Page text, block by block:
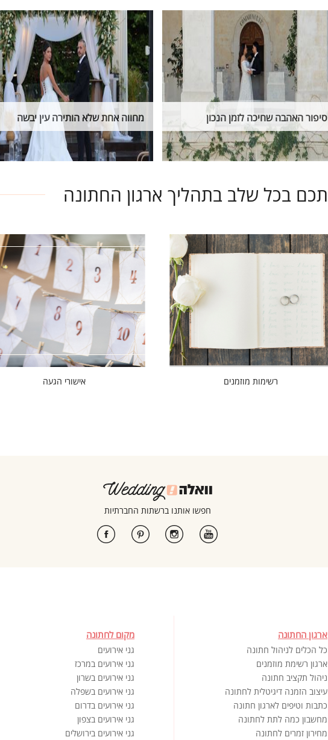
סיפור האהבה שחיכה לזמן הנכון מחווה אחת שלא הותירה עין יבשה
רשימות מוזמנים אישורי הגעה
חפשו אותנו ברשתות החברתיות
ארגון החתונה
כל הכלים לניהול חתונה
ארגון רשימת מוזמנים
ניהול תקציב חתונה
עיצוב הזמנה דיגיטלית לחתונה
כתבות וטיפים לארגון חתונה
מחשבון כמה לתת לחתונה
מחירון זמרים לחתונה
מקום לחתונה
גני אירועים
גני אירועים במרכז
גני אירועים בשרון
גני אירועים בשפלה
גני אירועים בדרום
גני אירועים בצפון
גני אירועים בירושלים